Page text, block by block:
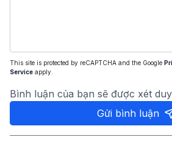
This site is protected by reCAPTCHA and the Google
Service apply.
Bình luận của bạn sẽ được xét
Gửi bình luận